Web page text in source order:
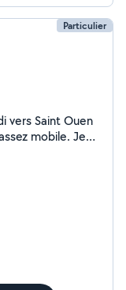
Particulier
vers Saint Ouen
mobile. Je
avec moi) -